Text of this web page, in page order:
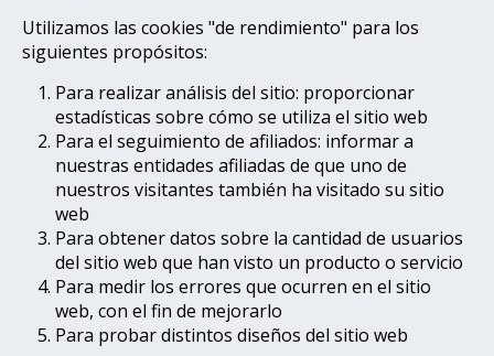
Utilizamos las cookies "de rendimiento" para los
siguientes propósitos:
Para realizar análisis del sitio: proporcionar
estadísticas sobre cómo se utiliza el sitio web
Para el seguimiento de afiliados: informar a
nuestras entidades afiliadas de que uno de
nuestros visitantes también ha visitado su sitio
web
Para obtener datos sobre la cantidad de usuarios
del sitio web que han visto un producto o servicio
Para medir los errores que ocurren en el sitio
web, con el fin de mejorarlo
Para probar distintos diseños del sitio web